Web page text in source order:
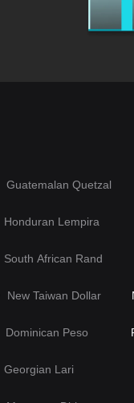
Guatemalan Quetzal
Honduran Lempira
South African Rand
New Taiwan Dollar
Dominican Peso
Georgian Lari